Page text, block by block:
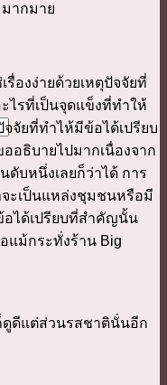
ากมาย
องง่ายด้วยเหตุปัจจัยที่
ไรที่เป็นจุดแข็งที่ทำให้
จัยที่ทำไห้มีข้อได้เปรียบ
อธิบายไปมากเนื่องจาก
บหนึ่งเลยก็ว่าได้ การ
ะเป็นแหล่งชุมชนหรือมี
อได้เปรียบที่สำคัญนั้น
แม้กระทั่งร้าน Big
ดีแต่ส่วนรสชาตินั่นอีก